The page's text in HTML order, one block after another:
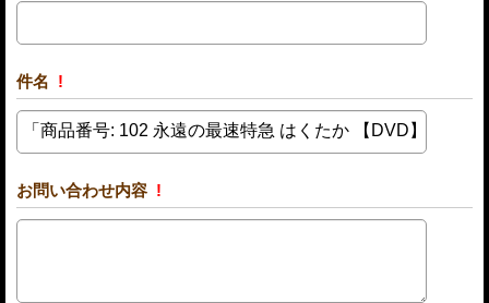
件名 !
お問い合わせ内容 !